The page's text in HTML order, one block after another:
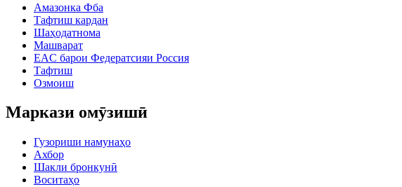
Амазонка Фба
Тафтиш кардан
Шаҳодатнома
Машварат
EAC барои Федератсияи Россия
Тафтиш
Озмоиш
Маркази омӯзишӣ
Гузориши намунаҳо
Ахбор
Шакли бронкунӣ
Воситаҳо